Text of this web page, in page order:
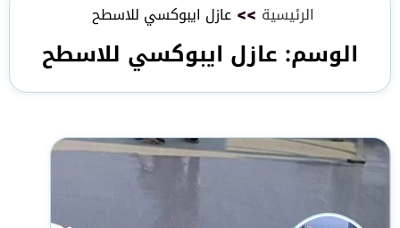
الرئيسية >> عازل ايبوكسي للاسطح
الوسم: عازل ايبوكسي للاسطح